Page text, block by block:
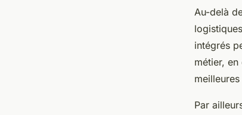
Au-delà
intégrés
métier,
Par